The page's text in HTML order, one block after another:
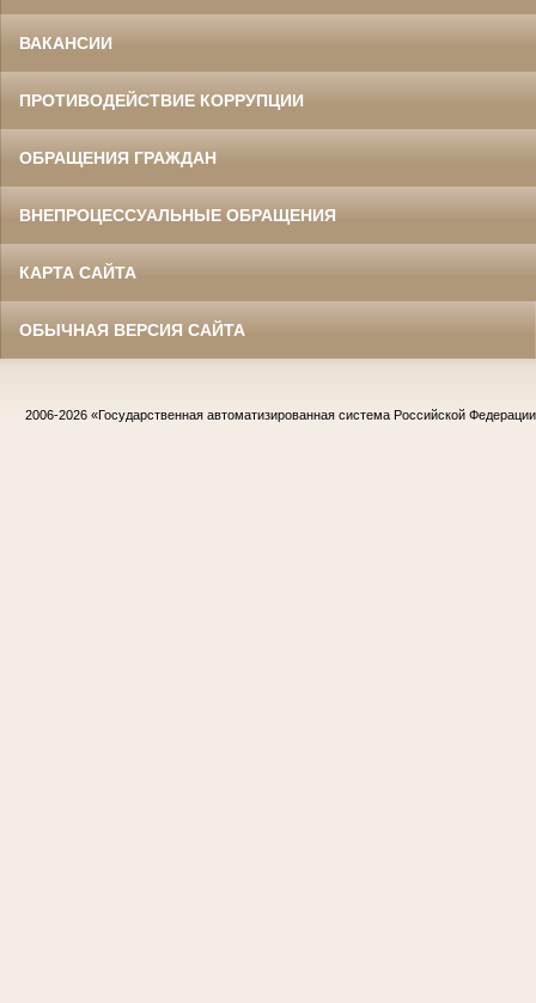
ВАКАНСИИ
ПРОТИВОДЕЙСТВИЕ КОРРУПЦИИ
ОБРАЩЕНИЯ ГРАЖДАН
ВНЕПРОЦЕССУАЛЬНЫЕ ОБРАЩЕНИЯ
КАРТА САЙТА
ОБЫЧНАЯ ВЕРСИЯ САЙТА
2006-2026 «Государственная автоматизированная система Российской